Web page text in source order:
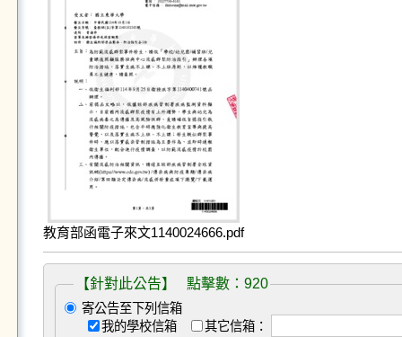
教育部函電子來文1140024666.pdf
【針對此公告】 點擊數：920
寄公告至下列信箱
我的學校信箱
其它信箱：